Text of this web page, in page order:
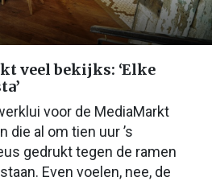
veel bekijks: ‘Elke
voor de MediaMarkt
die al om tien uur ’s
gedrukt tegen de ramen
Even voelen, nee, de